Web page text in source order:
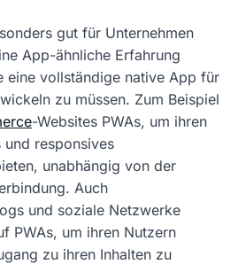
gut für Unternehmen
App-ähnliche Erfahrung
eine vollständige native App für
zu müssen. Zum Beispiel
-Websites PWAs, um ihren
und responsives
unabhängig von der
Auch
und soziale Netzwerke
PWAs, um ihren Nutzern
zu ihren Inhalten zu